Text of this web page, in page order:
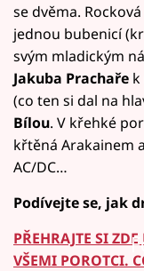
se dvěma.
jednou bubenicí
svým mladickým
Jakuba Prachaře k
(co ten si dal na
Bílou. V křehké
křtěná Arakainem
AC/DC…
Podívejte se, jak
PŘEHRAJTE SI
VŠEMI POROTCI.